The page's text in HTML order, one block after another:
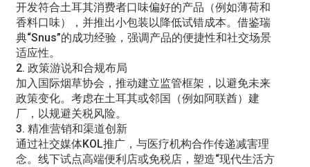
开发符合土耳其消费者口味偏好的产品（例如薄荷和
香料口味），并推出小包装以降低试错成本。借鉴瑞
典“Snus”的成功经验，强调产品的便捷性和社交场景
适应性。
2. 政策游说和合规布局
加入国际烟草协会，推动建立监管框架，以避免未来
政策变化。考虑在土耳其或邻国（例如阿联酋）建
厂，以规避关税风险。
3. 精准营销和渠道创新
通过社交媒体KOL推广，与医疗机构合作传递减害理
念。线下试点高端便利店或免税店，塑造“现代生活方